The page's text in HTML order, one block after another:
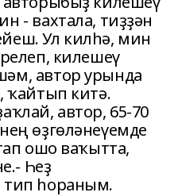
- вахтала, тиҙҙән
Ул килһә, мин
килешеү
автор урында
ҡайтып китә.
автор, 65-70
өҙгөләнеүемде
ошо ваҡытта,
Һеҙ
тип һораным.